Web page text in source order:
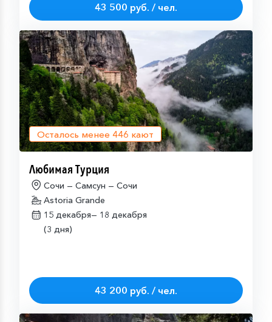
43 500 руб. / чел.
Осталось менее 446 кают
Любимая Турция
Сочи — Самсун — Сочи
Astoria Grande
15 декабря— 18 декабря
(3 дня)
43 200 руб. / чел.